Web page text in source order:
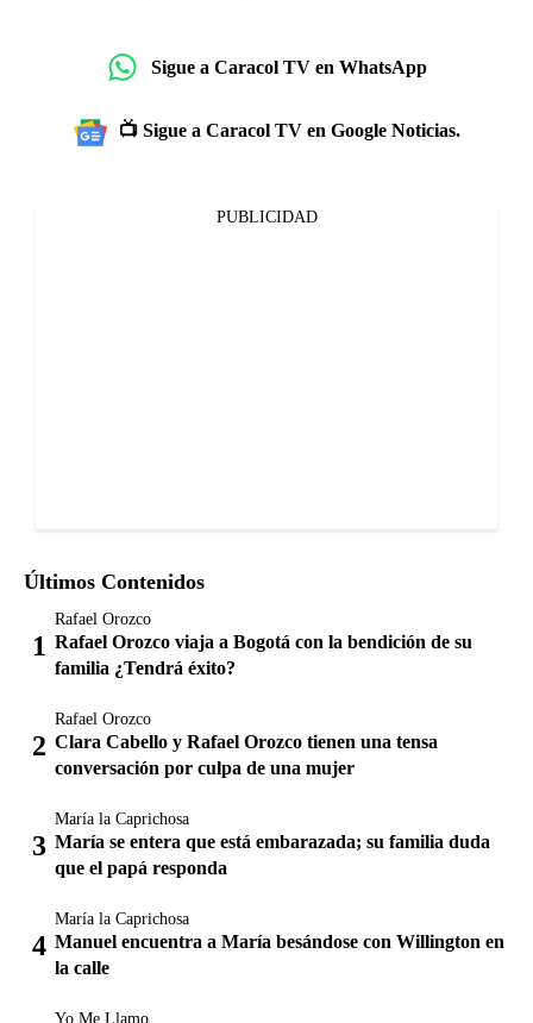
Sigue a Caracol TV en WhatsApp
📺 Sigue a Caracol TV en Google Noticias.
PUBLICIDAD
Últimos Contenidos
Rafael Orozco
Rafael Orozco viaja a Bogotá con la bendición de su
familia ¿Tendrá éxito?
Rafael Orozco
Clara Cabello y Rafael Orozco tienen una tensa
conversación por culpa de una mujer
María la Caprichosa
María se entera que está embarazada; su familia duda
que el papá responda
María la Caprichosa
Manuel encuentra a María besándose con Willington en
la calle
Yo Me Llamo